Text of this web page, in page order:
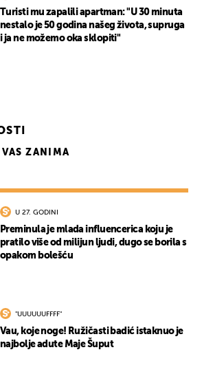
Turisti mu zapalili apartman: "U 30 minuta
nestalo je 50 godina našeg života, supruga
i ja ne možemo oka sklopiti"
ZANIMA
U 27. GODINI
Preminula je mlada influencerica koju je
pratilo više od milijun ljudi, dugo se borila s
opakom bolešću
"UUUUUUFFFF"
Vau, koje noge! Ružičasti badić istaknuo je
najbolje adute Maje Šuput